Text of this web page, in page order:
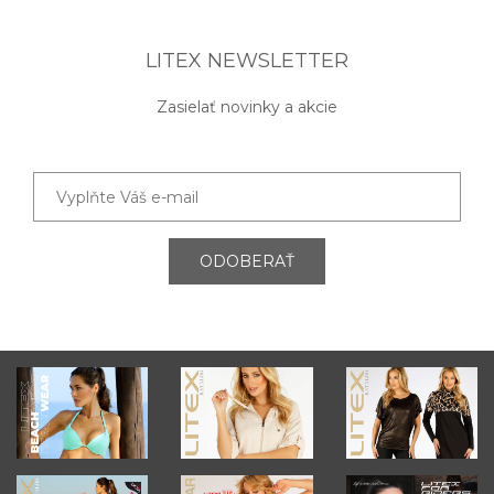
LITEX NEWSLETTER
Zasielať novinky a akcie
ODOBERAŤ